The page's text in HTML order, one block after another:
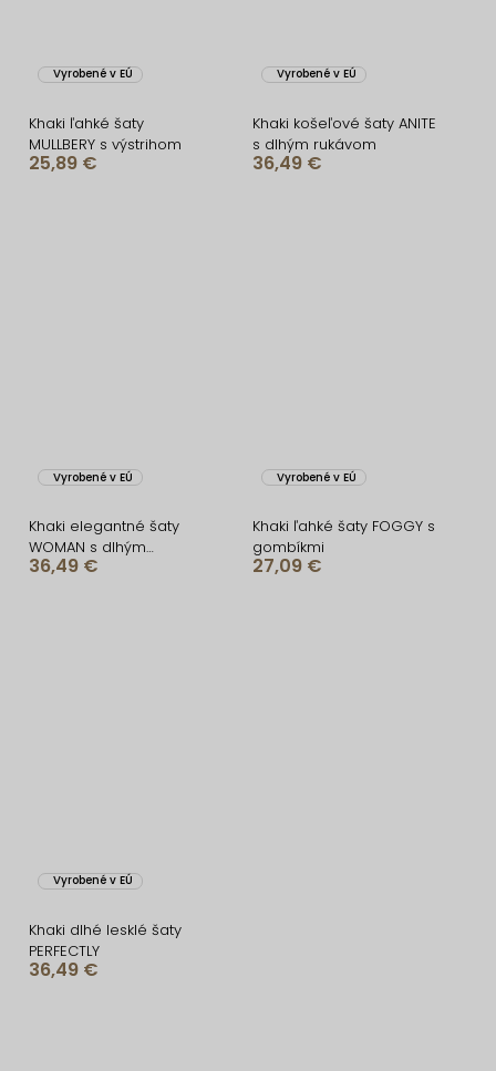
Vyrobené v EÚ
Khaki ľahké šaty
MULLBERY s výstrihom
25,89 €
Vyrobené v EÚ
Khaki košeľové šaty ANITE
s dlhým rukávom
36,49 €
Vyrobené v EÚ
Khaki elegantné šaty
WOMAN s dlhým
rukávom
36,49 €
Vyrobené v EÚ
Khaki ľahké šaty FOGGY s
gombíkmi
27,09 €
Vyrobené v EÚ
Khaki dlhé lesklé šaty
PERFECTLY
36,49 €